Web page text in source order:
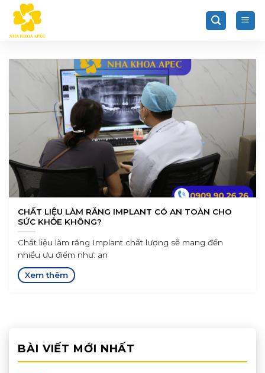
Chuyển
đến
nội
CHẤT LIỆU LÀM RĂNG IMPLANT CÓ AN TOÀN CHO
SỨC KHỎE KHÔNG?
Chất liệu làm răng Implant chất lượng sẽ mang đến
nhiều ưu điểm như: an
BÀI VIẾT MỚI NHẤT